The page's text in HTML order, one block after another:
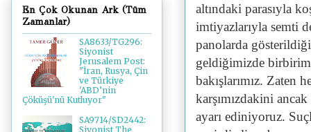
altındaki parasıyla
imtiyazlarıyla semti
panolarda
geldiğimizde
bakışlarımız. Zaten
karşımızdakini
ayarı ediniyoruz.
En Çok Okunan Ark (Tüm
Zamanlar)
SA8633/TG296:
Siyonist
Jerusalem Post:
"İran, Rusya, Çin
ve Türkiye
'ABD’nin
Çöküşü'nü Kutluyor"
SA9714/SD2442:
Siyonist The